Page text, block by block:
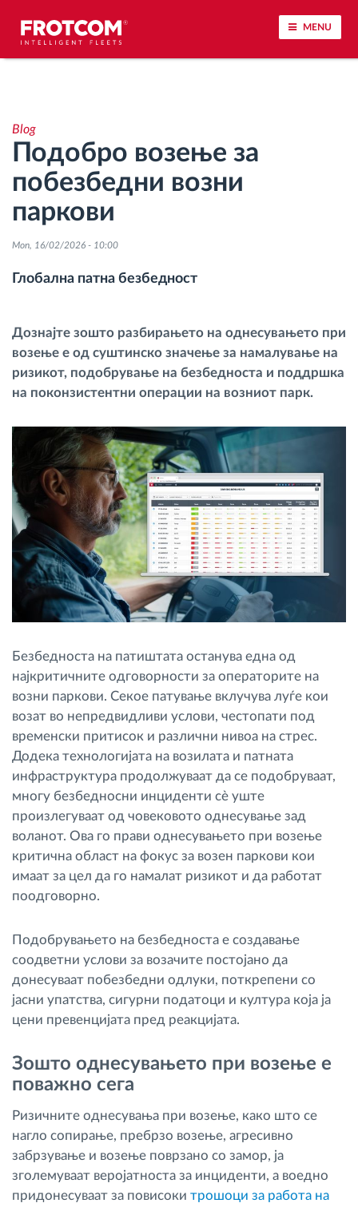
MENU
Анализа на возачкото однесување
Следење на времетраењето на возењето
Управување со работната сила
датотеки
Контрола на пристап
Управување со горивото
Автоматска идентификација на возачите
Откријте ги сите можности
Како ја решаваме
Blog
Подобро возење за
побезбедни возни
паркови
Mon, 16/02/2026 - 10:00
Глобална патна безбедност
Дознајте зошто разбирањето на однесувањето при
возење е од суштинско значење за намалување на
ризикот, подобрување на безбедноста и поддршка
на поконзистентни операции на возниот парк.
Безбедноста на патиштата останува една од
најкритичните одговорности за операторите на
возни паркови. Секое патување вклучува луѓе кои
возат во непредвидливи услови, честопати под
временски притисок и различни нивоа на стрес.
Додека технологијата на возилата и патната
инфраструктура продолжуваат да се подобруваат,
многу безбедносни инциденти сè уште
произлегуваат од човековото однесување зад
воланот. Ова го прави однесувањето при возење
критична област на фокус за возен паркови кои
имаат за цел да го намалат ризикот и да работат
поодговорно.
Подобрувањето на безбедноста е создавање
соодветни услови за возачите постојано да
донесуваат побезбедни одлуки, поткрепени со
јасни упатства, сигурни податоци и култура која ја
цени превенцијата пред реакцијата.
Зошто однесувањето при возење е
поважно сега
Ризичните однесувања при возење, како што се
нагло сопирање, пребрзо возење, агресивно
забрзување и возење поврзано со замор, ја
зголемуваат веројатноста за инциденти, а воедно
придонесуваат за повисоки трошоци за работа на